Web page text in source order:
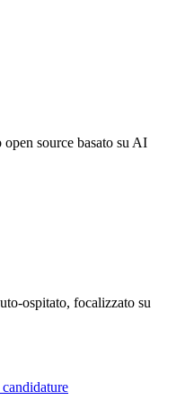
source basato su AI
ospitato, focalizzato su